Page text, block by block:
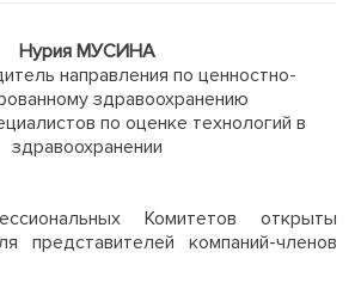
Нурия МУСИНА
направления по ценностно-
здравоохранению
по оценке технологий в
здравоохранении
Комитетов открыты
представителей компаний-членов